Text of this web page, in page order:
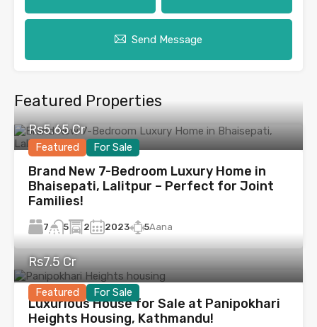
Send Message
Featured Properties
Featured For Sale
Rs5.65 Cr
Brand New 7-Bedroom Luxury Home in
Bhaisepati, Lalitpur – Perfect for Joint
Families!
7 5 2 2023 5Aana
Featured For Sale
Rs7.5 Cr
Luxurious House for Sale at Panipokhari
Heights Housing, Kathmandu!